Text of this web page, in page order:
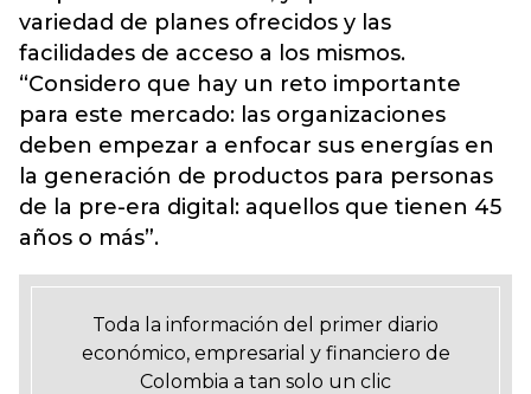
variedad de planes ofrecidos y las
facilidades de acceso a los mismos.
“Considero que hay un reto importante
para este mercado: las organizaciones
deben empezar a enfocar sus energías en
la generación de productos para personas
de la pre-era digital: aquellos que tienen 45
años o más”.
Toda la información del primer diario
económico, empresarial y financiero de
Colombia a tan solo un clic